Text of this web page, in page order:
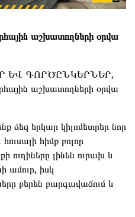
աշխատողների օրվա
ԵՎ ԳՈՐԾԸՆԿԵՐՆԵՐ,
աշխատողների օրվա
ձեզ երկար կիլոմետրեր նոր
հիմք բոլոր
ուղիները լինեն ուրախ և
ամուր, իսկ
բերեն բարգավաճում և